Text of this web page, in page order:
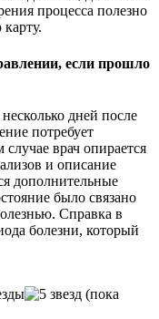
процесса полезно
если прошло
дней после
потребует
врач опирается
и описание
дополнительные
было связано
Справка в
болезни, который
(пока